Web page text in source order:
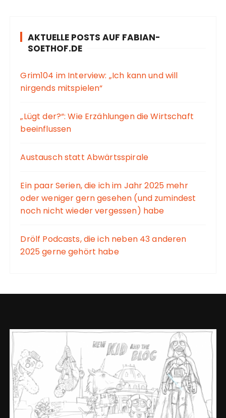
AKTUELLE POSTS AUF FABIAN-
SOETHOF.DE
Grim104 im Interview: „Ich kann und will
nirgends mitspielen“
„Lügt der?“: Wie Erzählungen die Wirtschaft
beeinflussen
Austausch statt Abwärtsspirale
Ein paar Serien, die ich im Jahr 2025 mehr
oder weniger gern gesehen (und zumindest
noch nicht wieder vergessen) habe
Drölf Podcasts, die ich neben 43 anderen
2025 gerne gehört habe